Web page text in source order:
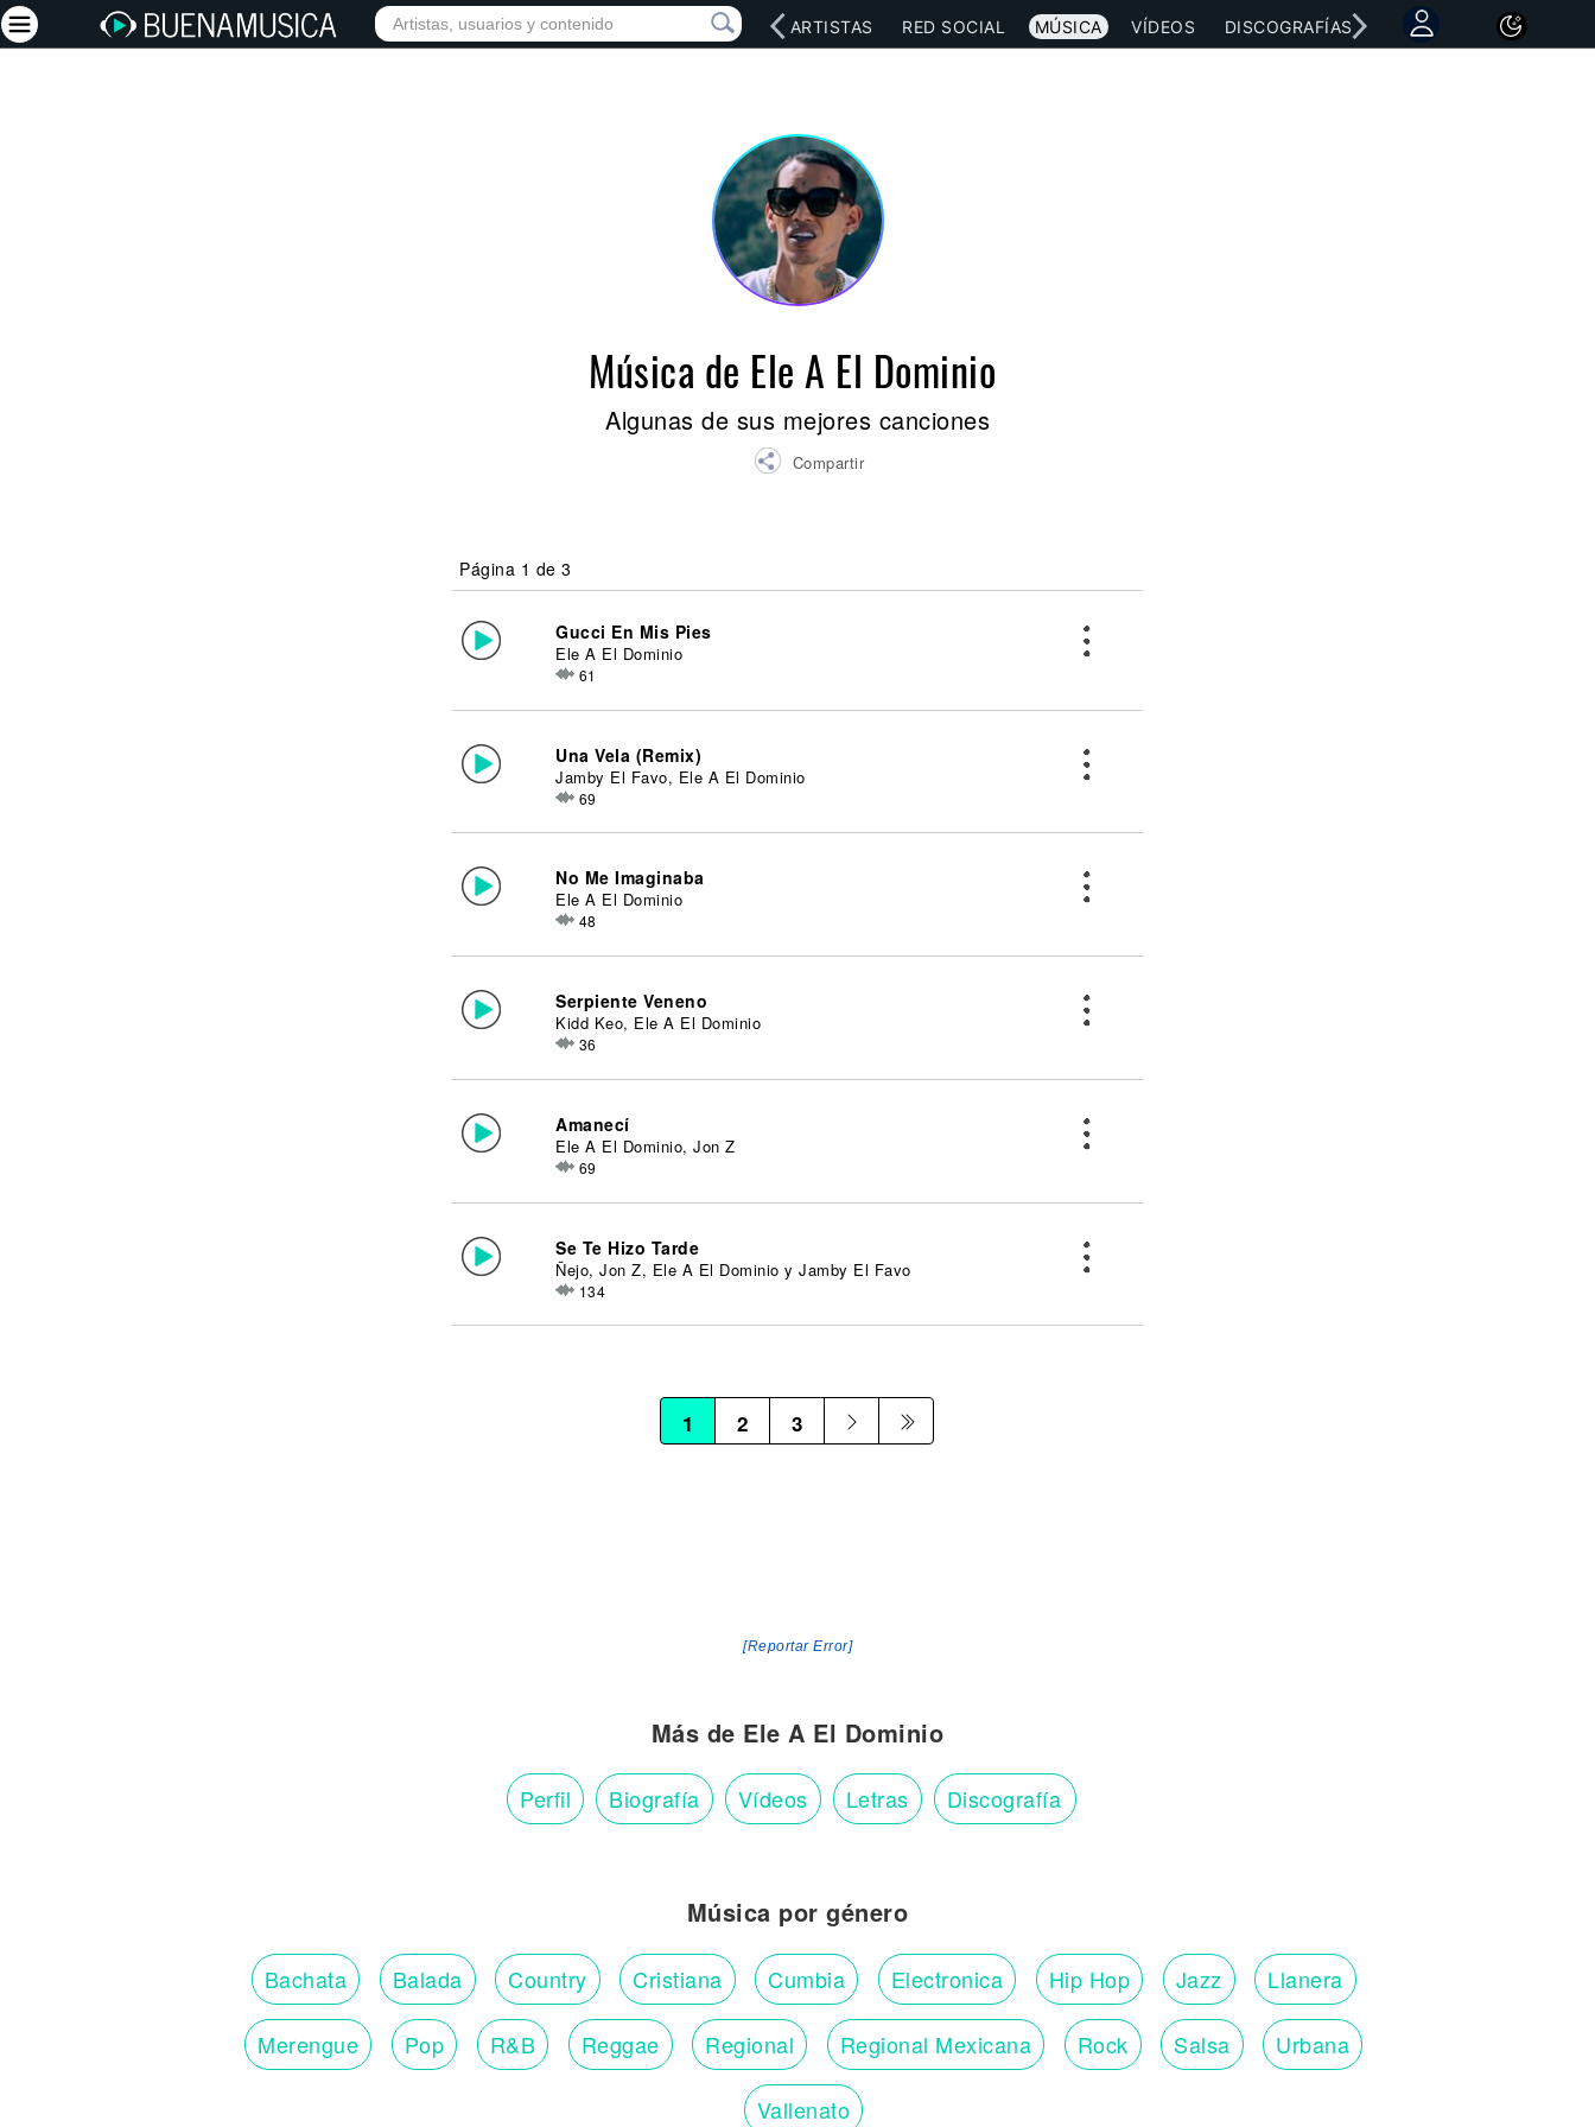
INICIO ARTISTAS RED SOCIAL MÚSICA VÍDEOS DISCOGRAFÍAS CONCIERTOS LETRAS
Música de Ele A El Dominio
Algunas de sus mejores canciones
Compartir
Página 1 de 3
Gucci En Mis Pies
Ele A El Dominio
61
Una Vela (Remix)
Jamby El Favo, Ele A El Dominio
69
No Me Imaginaba
Ele A El Dominio
48
Serpiente Veneno
Kidd Keo, Ele A El Dominio
36
Amanecí
Ele A El Dominio, Jon Z
69
Se Te Hizo Tarde
Ñejo, Jon Z, Ele A El Dominio y Jamby El Favo
134
1 2 3
[Reportar Error]
Más de Ele A El Dominio
Perfil Biografía Vídeos Letras Discografía
Música por género
Bachata Balada Country Cristiana Cumbia Electronica Hip Hop Jazz Llanera
Merengue Pop R&B Reggae Regional Regional Mexicana Rock Salsa Urbana
Vallenato